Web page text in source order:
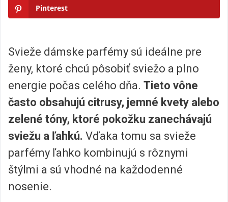
Pinterest
Svieže dámske parfémy sú ideálne pre
ženy, ktoré chcú pôsobiť sviežo a plno
energie počas celého dňa. Tieto vône
často obsahujú citrusy, jemné kvety alebo
zelené tóny, ktoré pokožku zanechávajú
sviežu a ľahkú. Vďaka tomu sa svieže
parfémy ľahko kombinujú s rôznymi
štýlmi a sú vhodné na každodenné
nosenie.